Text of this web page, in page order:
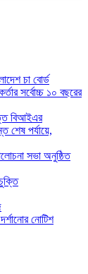
চা বোর্ড
সর্বোচ্চ ১০ বছরের
বিআইএর
শেষ পর্যায়ে,
সভা অনুষ্ঠিত
নোটিশ